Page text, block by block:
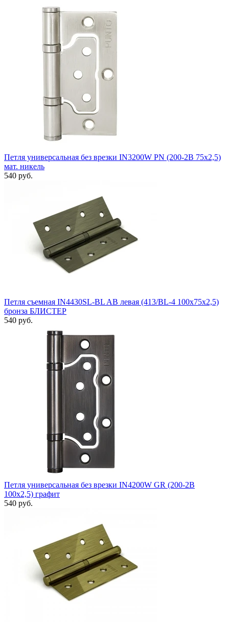
Петля универсальная без врезки IN3200W PN (200-2B 75x2,5)
мат. никель
540 руб.
Петля съемная IN4430SL-BL AB левая (413/BL-4 100x75x2,5)
бронза БЛИСТЕР
540 руб.
Петля универсальная без врезки IN4200W GR (200-2B
100x2,5) графит
540 руб.